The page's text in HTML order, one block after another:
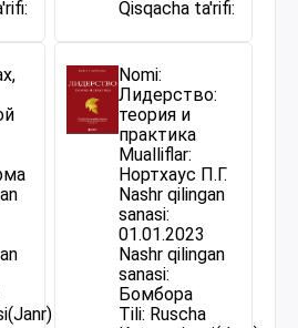
Qisqacha ta'rifi:
Nomi:
Лидерство:
теория и
практика
Mualliflar:
Нортхаус П.Г.
Nashr qilingan
sanasi:
01.01.2023
Nashr qilingan
sanasi:
Бомбора
Tili: Ruscha